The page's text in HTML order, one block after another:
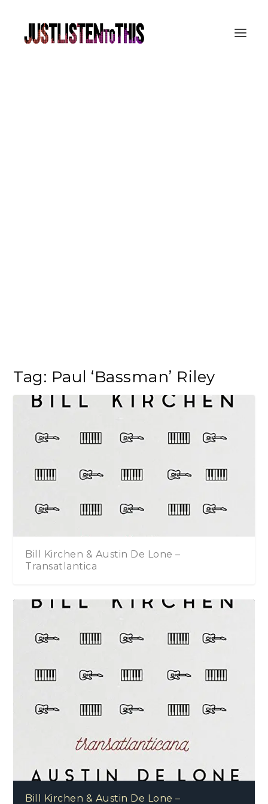
Tag: Paul ‘Bassman’ Riley
Bill Kirchen & Austin De Lone –
Transatlantica
Bill Kirchen & Austin De Lone –